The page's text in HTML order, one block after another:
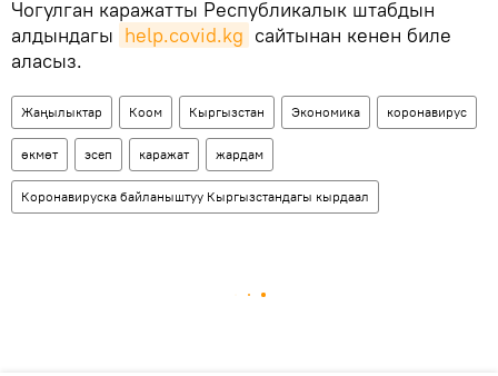
Чогулган каражатты Республикалык штабдын
алдындагы help.covid.kg сайтынан кенен биле
аласыз.
Жаңылыктар Коом Кыргызстан Экономика коронавирус
өкмөт эсеп каражат жардам
Коронавируска байланыштуу Кыргызстандагы кырдаал